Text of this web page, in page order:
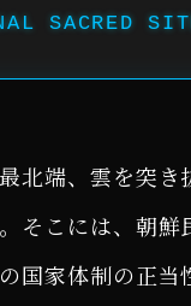
SACRED
北端、雲を突き
そこには、朝鮮
国家体制の正当